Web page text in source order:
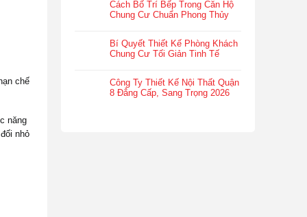
chế
năng
nhỏ
Cách Bố Trí Bếp Trong Căn Hộ
Chung Cư Chuẩn Phong Thủy
Bí Quyết Thiết Kế Phòng Khách
Chung Cư Tối Giản Tinh Tế
Công Ty Thiết Kế Nội Thất Quận
8 Đẳng Cấp, Sang Trọng 2026